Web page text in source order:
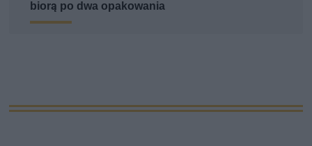
biorą po dwa opakowania